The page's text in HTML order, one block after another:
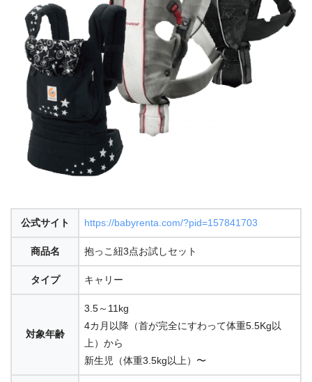
公式サイト https://babyrenta.com/?pid=157841703
商品名 抱っこ紐3点お試しセット
タイプ キャリー
対象年齢
3.5～11kg
4カ月以降（首が完全にすわって体重5.5Kg以
上）から
新生児（体重3.5kg以上）〜